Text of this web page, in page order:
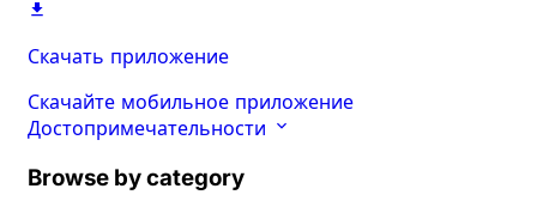
Скачать приложение
Скачайте мобильное приложение
Достопримечательности
Browse by category